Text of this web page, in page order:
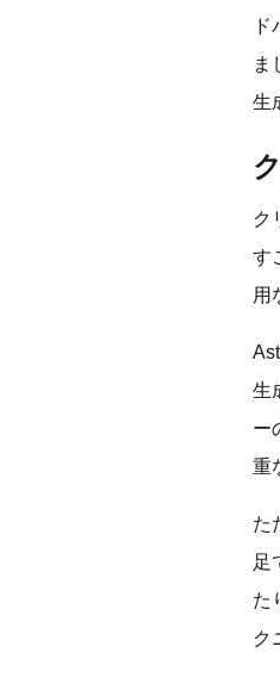
ま
生
ク
す
用
生
ー
重
た
足
た
ク